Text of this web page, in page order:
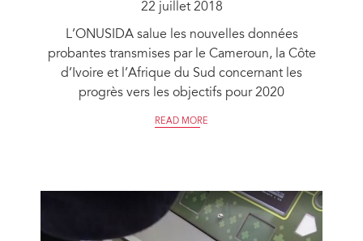
22 juillet 2018
L’ONUSIDA salue les nouvelles données
probantes transmises par le Cameroun, la Côte
d’Ivoire et l’Afrique du Sud concernant les
progrès vers les objectifs pour 2020
READ MORE